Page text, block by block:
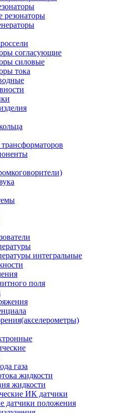
резонаторы
согласующие
силовые
тока
интегральные
поля
газа
жидкости
жидкости
ИК датчики
датчики положения